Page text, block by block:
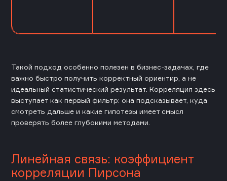
Такой подход особенно полезен в бизнес-задачах, где
важно быстро получить корректный ориентир, а не
идеальный статистический результат. Корреляция здесь
выступает как первый фильтр: она подсказывает, куда
смотреть дальше и какие гипотезы имеет смысл
проверять более глубокими методами.
Линейная связь: коэффициент
корреляции Пирсона